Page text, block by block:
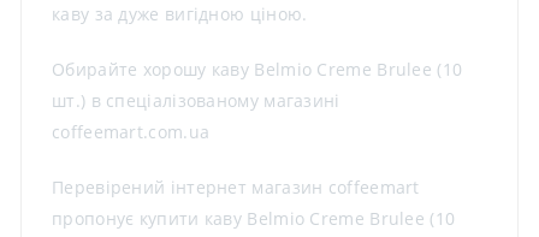
каву за дуже вигідною ціною.
Обирайте хорошу каву Belmio Creme Brulee (10
шт.) в спеціалізованому магазині
coffeemart.com.ua
Перевірений інтернет магазин coffeemart
пропонує купити каву Belmio Creme Brulee (10